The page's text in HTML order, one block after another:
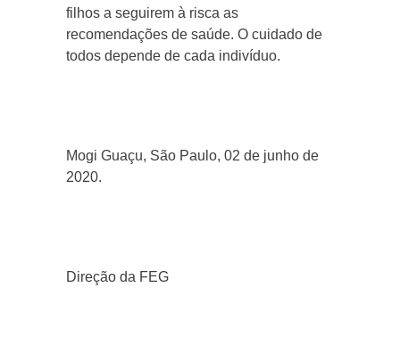
filhos a seguirem à risca as
recomendações de saúde. O cuidado de
todos depende de cada indivíduo.
Mogi Guaçu, São Paulo, 02 de junho de
2020.
Direção da FEG